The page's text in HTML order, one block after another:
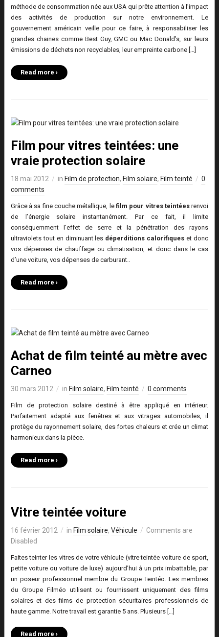
méthode de consommation née aux USA qui prête attention à l’impact
des activités de production sur notre environnement. Le
gouvernement américain veille pour ce faire, à responsabiliser les
grandes chaines comme Best Guy, GMC ou Mac Donald’s, sur leurs
émissions de déchets non recyclables, leur empreinte carbone […]
Read more ›
Film pour vitres teintées: une
vraie protection solaire
18 mai 2012 in Film de protection, Film solaire, Film teinté
0
comments
Grâce à sa fine couche métallique, le film pour vitres teintéesrenvoi
de l’énergie solaire instantanément. Par ce fait, il limite
conséquemment l’effet de serre et la pénétration des rayons
ultraviolets tout en diminuant les déperditions calorifiques et donc
vos dépenses de chauffage ou climatisation, et donc dans le cas
d’une voiture, vos dépenses de carburant..
Read more ›
Achat de film teinté au mètre avec
Carneo
30 mars 2012 in Film solaire, Film teinté 0 comments
Film de protection solaire destiné à être appliqué en intérieur.
Parfaitement adapté aux fenêtres et aux vitrages automobiles, il
protège du rayonnement solaire, des fortes chaleurs et crée un climat
harmonieux dans la pièce.
Read more ›
Vitre teintée voiture
16 février 2012 in Film solaire, Véhicule
Comments are
Disabled
Faites teinter les vitres de votre véhicule (vitre teintée voiture de sport,
petite voiture ou voiture de luxe) aujourd’hui à un prix imbattable, par
un poseur professionnel membre du Groupe Teintéo. Les membres
du Groupe Filméo utilisent ou fournissent uniquement des films
solaires et des films de protection sécuritaires professionnels de
haute gamme. Notre travail est garantie 5 ans. Plusieurs […]
Read more ›